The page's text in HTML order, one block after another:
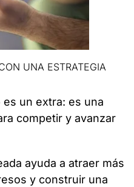
UNA ESTRATEGIA
es un extra: es una
competir y avanzar
ayuda a atraer más
y construir una